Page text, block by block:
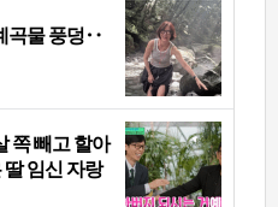
곡물 풍덩‥
쪽 빼고 할아
임신 자랑